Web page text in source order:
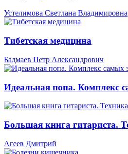
Устелимова Светлана Владимировна
Тибетская медицина
Бадмаев Петр Александрович
Идеальная попа. Комплекс
Большая книга гитариста.
Агеев Дмитрий